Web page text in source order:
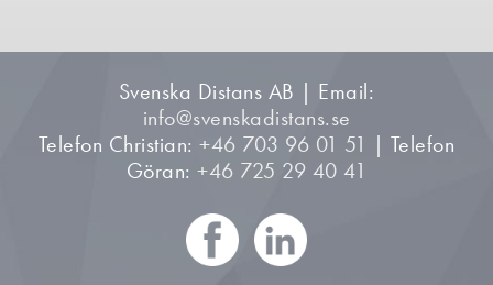
Svenska Distans AB | Email:
info@svenskadistans.se
Telefon Christian:+46 703 96 01 51 | Telefon
Göran:+46 725 29 40 41